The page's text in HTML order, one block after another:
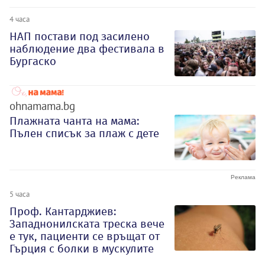
4 часа
НАП постави под засилено
наблюдение два фестивала в
Бургаско
ohnamama.bg
Плажната чанта на мама:
Пълен списък за плаж с дете
5 часа
Проф. Кантарджиев:
Западнонилската треска вече
е тук, пациенти се връщат от
Гърция с болки в мускулите